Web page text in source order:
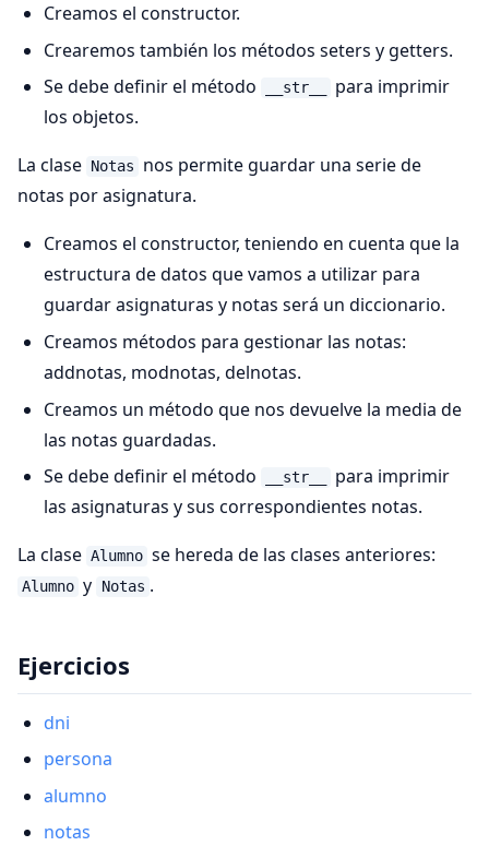
Creamos el constructor.
Crearemos también los métodos seters y getters.
Se debe definir el método
__str__
para imprimir
los objetos.
La clase Notas
nos permite guardar una serie de
notas por asignatura.
Creamos el constructor, teniendo en cuenta que la
estructura de datos que vamos a utilizar para
guardar asignaturas y notas será un diccionario.
Creamos métodos para gestionar las notas:
addnotas, modnotas, delnotas.
Creamos un método que nos devuelve la media de
las notas guardadas.
Se debe definir el método
__str__
para imprimir
las asignaturas y sus correspondientes notas.
La clase Alumno se hereda de las clases anteriores:
Alumno y Notas .
Ejercicios
dni
persona
alumno
notas